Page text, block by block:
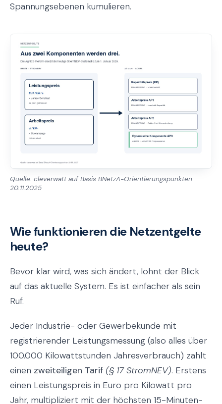
Spannungsebenen kumulieren.
Quelle: cleverwatt auf Basis BNetzA-Orientierungspunkten
20.11.2025
Wie funktionieren die Netzentgelte
heute?
Bevor klar wird, was sich ändert, lohnt der Blick
auf das aktuelle System. Es ist einfacher als sein
Ruf.
Jeder Industrie- oder Gewerbekunde mit
registrierender Leistungsmessung (also alles über
100.000 Kilowattstunden Jahresverbrauch) zahlt
einen zweiteiligen Tarif (§ 17 StromNEV). Erstens
einen Leistungspreis in Euro pro Kilowatt pro
Jahr, multipliziert mit der höchsten 15-Minuten-